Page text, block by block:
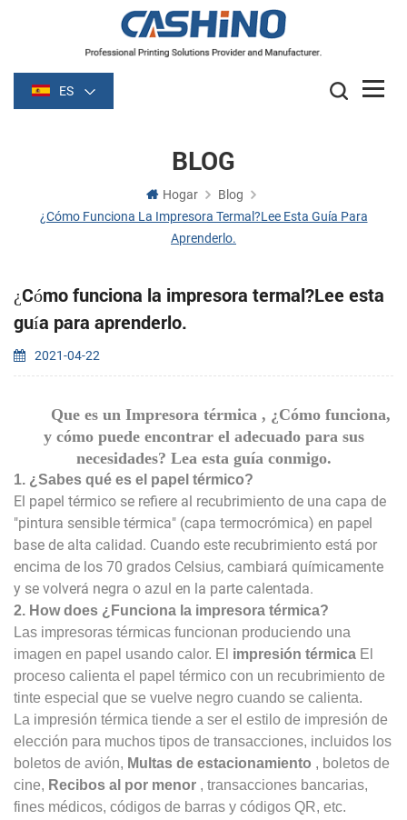
ES
BLOG
Hogar
Blog
¿Cómo Funciona La Impresora Termal?Lee Esta Guía Para
Aprenderlo.
¿Cómo funciona la impresora termal?Lee esta
guía para aprenderlo.
2021-04-22
Que es unImpresora térmica, ¿Cómo funciona,
y cómo puede encontrar el adecuado para sus
necesidades? Lea esta guía conmigo.
1. ¿Sabes qué es el papel térmico?
El papel térmico se refiere al recubrimiento de una capa de
"pintura sensible térmica" (capa termocrómica) en papel
base de alta calidad. Cuando este recubrimiento está por
encima de los 70 grados Celsius, cambiará químicamente
y se volverá negra o azul en la parte calentada.
2. How does ¿Funciona la impresora térmica?
Las impresoras térmicas funcionan produciendo una
imagen en papel usando calor. El impresión térmica El
proceso calienta el papel térmico con un recubrimiento de
tinte especial que se vuelve negro cuando se calienta.
La impresión térmica tiende a ser el estilo de impresión de
elección para muchos tipos de transacciones, incluidos los
boletos de avión, Multas de estacionamiento , boletos de
cine, Recibos al por menor , transacciones bancarias,
fines médicos, códigos de barras y códigos QR, etc.